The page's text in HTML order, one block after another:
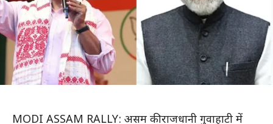
MODI ASSAM RALLY: असम की राजधानी गुवाहाटी में